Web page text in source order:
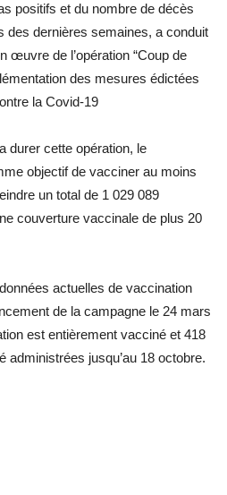
positifs et du nombre de décès
des dernières semaines, a conduit
œuvre de l’opération “Coup de
des mesures édictées
la Covid-19
durer cette opération, le
objectif de vacciner au moins
un total de 1 029 089
couverture vaccinale de plus 20
actuelles de vaccination
de la campagne le 24 mars
est entièrement vacciné et 418
administrées jusqu’au 18 octobre.